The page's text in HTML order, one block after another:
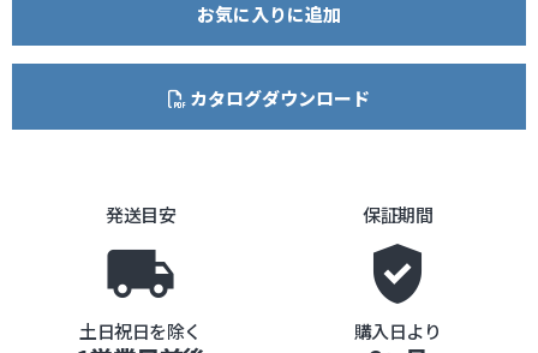
お気に入りに追加
カタログダウンロード
発送目安
local_shipping
土日祝日を除く
保証期間
gpp_good
購入日より